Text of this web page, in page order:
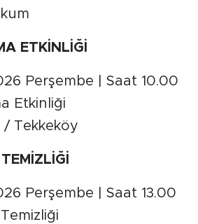
ETKİNLİĞİ
Perşembe | Saat 10.00
Etkinliği
/ Tekkeköy
Perşembe | Saat 13.00